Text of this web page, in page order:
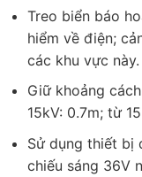
Treo biển báo
hiểm về điện;
các khu vực này.
Giữ khoảng
15kV: 0.7m; từ
Sử dụng thiết bị
chiếu sáng 36V